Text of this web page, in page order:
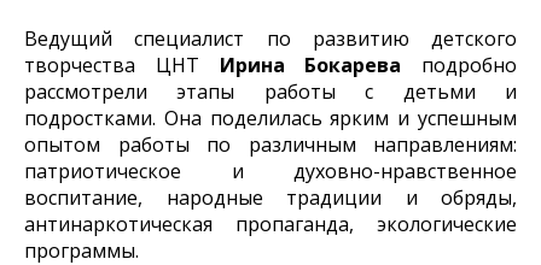
Ведущий специалист по развитию детского
творчества ЦНТ Ирина Бокарева подробно
рассмотрели этапы работы с детьми и
подростками. Она поделилась ярким и успешным
опытом работы по различным направлениям:
патриотическое и духовно-нравственное
воспитание, народные традиции и обряды,
антинаркотическая пропаганда, экологические
программы.